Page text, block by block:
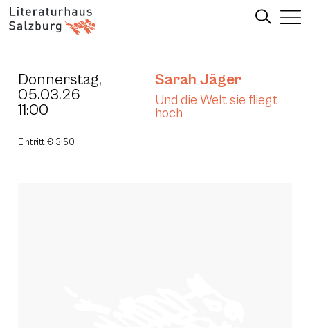
Donnerstag,
05.03.26
11:00
Sarah Jäger
Und die Welt sie fliegt
hoch
Eintritt € 3,50